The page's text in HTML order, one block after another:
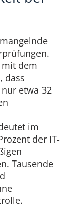
dem
dass
etwa 32
im
der IT-
Tausende